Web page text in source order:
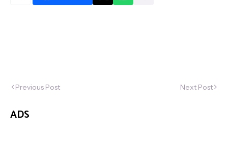
Previous Post Next Post
ADS